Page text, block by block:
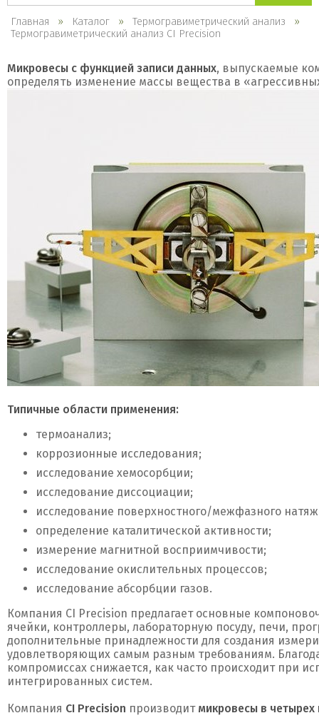
каталогу
Главная Каталог
Термогравиметрический анализ
Термогравиметрический анализ CI Precision
Микровесы с функцией записи данных, выпускаемые
определять изменение массы вещества в
Типичные области применения:
термоанализ;
коррозионные исследования;
исследование хемосорбции;
исследование диссоциации;
исследование поверхностного/межфазного
определение каталитической активности;
измерение магнитной восприимчивости;
исследование окислительных процессов;
исследование абсорбции газов.
Компания CI Precision предлагает основные
ячейки, контроллеры, лабораторную посуду, печи,
дополнительные принадлежности для создания
удовлетворяющих самым разным требованиям.
компромиссах снижается, как часто происходит при
интегрированных систем.
Компания CI Precision производит микровесы в четырех